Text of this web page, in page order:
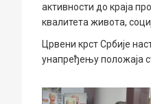
активности до краја
квалитета живота,
Црвени крст Србије
унапређењу положаја